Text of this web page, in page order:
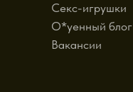
Секс-игрушки
О*уенный блог
Вакансии